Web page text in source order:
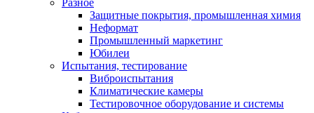
Разное
Защитные покрытия, промышленная химия
Неформат
Промышленный маркетинг
Юбилеи
Испытания, тестирование
Виброиспытания
Климатические камеры
Тестировочное оборудование и системы